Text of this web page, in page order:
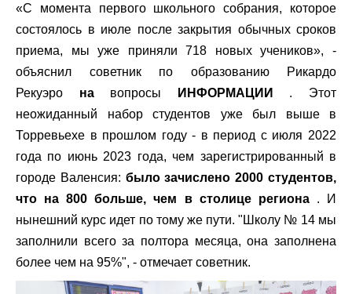
«С момента первого школьного собрания, которое
состоялось в июле после закрытия обычных сроков
приема, мы уже приняли 718 новых учеников», -
объяснил советник по образованию Рикардо
Рекуэро навопросы ИНФОРМАЦИИ
. Этот
неожиданный набор студентов уже был выше в
Торревьехе в прошлом году - в период с июля 2022
года по июнь 2023 года, чем зарегистрированный в
городе Валенсия: было зачислено 2000 студентов,
что на 800 больше, чем в столице региона. И
нынешний курс идет по тому же пути. "Школу № 14 мы
заполнили всего за полтора месяца, она заполнена
более чем на 95%", - отмечает советник.